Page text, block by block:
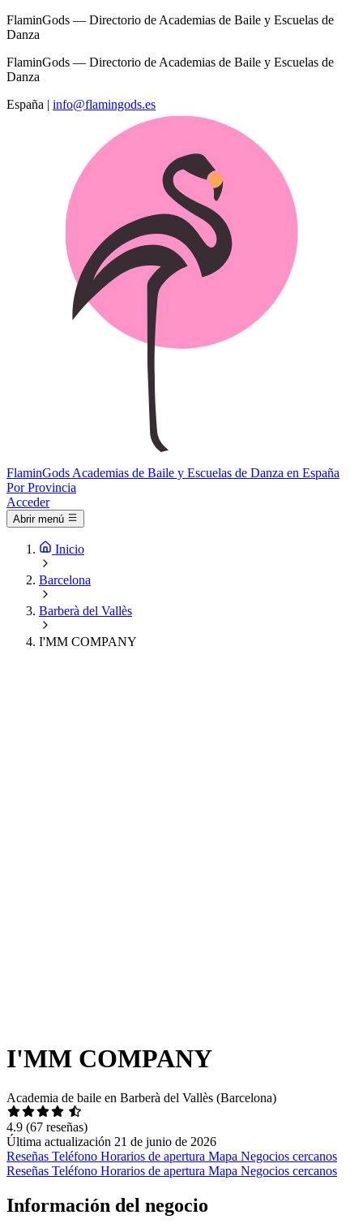
FlaminGods — Directorio de Academias de Baile y Escuelas de
Danza
FlaminGods — Directorio de Academias de Baile y Escuelas de
Danza
España | info@flamingods.es
FlaminGods Academias de Baile y Escuelas de Danza en España
Por Provincia
Acceder
Abrir menú
Inicio
Barcelona
Barberà del Vallès
I'MM COMPANY
I'MM COMPANY
Academia de baile en Barberà del Vallès (Barcelona)
4.9 (67 reseñas)
Última actualización 21 de junio de 2026
Reseñas Teléfono Horarios de apertura Mapa Negocios cercanos
Reseñas Teléfono Horarios de apertura Mapa Negocios cercanos
Información del negocio